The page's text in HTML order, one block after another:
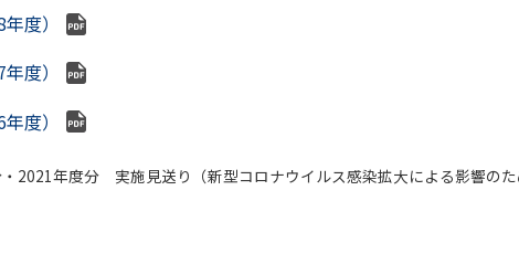
度）
度）
度）
2021年度分 実施見送り（新型コロナウイルス感染拡大による影響の